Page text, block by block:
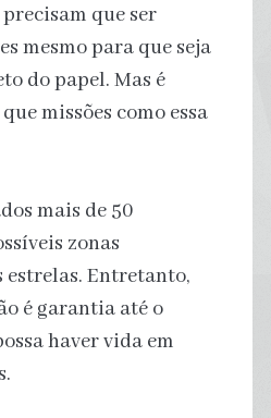
que ser
mesmo para que seja
do papel. Mas é
missões como essa
mais de 50
zonas
estrelas. Entretanto,
é garantia até o
haver vida em